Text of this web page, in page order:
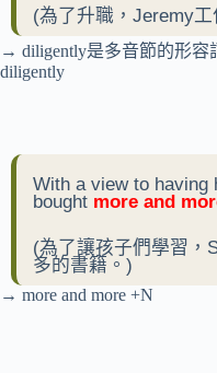
(為了升職，Jeremy
→ diligently是多音節的形容
diligently
With a view to having
bought more and
(為了讓孩子們學習，
多的書籍。)
→ more and more +N